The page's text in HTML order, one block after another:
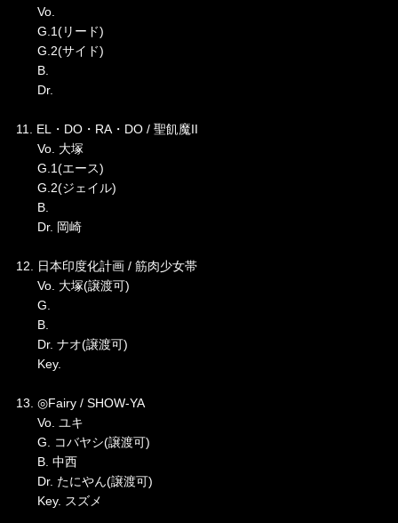
Vo.
G.1(リード)
G.2(サイド)
B.
Dr.
11. EL・DO・RA・DO / 聖飢魔II
Vo. 大塚
G.1(エース)
G.2(ジェイル)
B.
Dr. 岡崎
12. 日本印度化計画 / 筋肉少女帯
Vo. 大塚(譲渡可)
G.
B.
Dr. ナオ(譲渡可)
Key.
13. ◎Fairy / SHOW-YA
Vo. ユキ
G. コバヤシ(譲渡可)
B. 中西
Dr. たにやん(譲渡可)
Key. スズメ